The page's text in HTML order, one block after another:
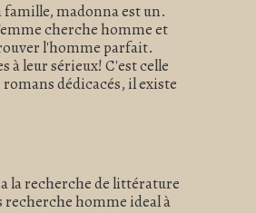
madonna est un.
cherche homme et
l'homme parfait.
à leur sérieux! C'est celle
dédicacés, il existe
la recherche de littérature
recherche homme ideal à